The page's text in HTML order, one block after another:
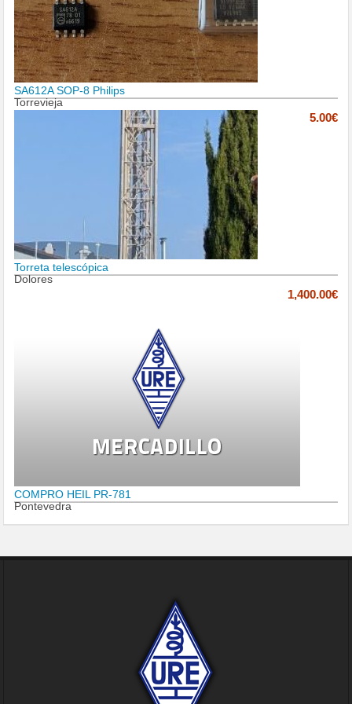
SA612A SOP-8 Philips
Torrevieja
5.00€
Torreta telescópica
Dolores
1,400.00€
COMPRO HEIL PR-781
Pontevedra